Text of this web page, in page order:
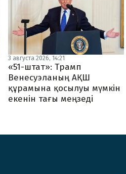
3 августа 2026, 14:21
«51-штат»: Трамп
Венесуэланың АҚШ
құрамына қосылуы мүмкін
екенін тағы меңзеді